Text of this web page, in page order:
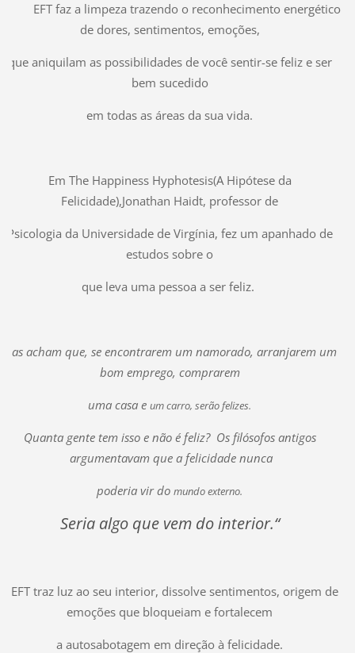
faz a limpeza trazendo o reconhecimento energético
de dores, sentimentos, emoções,
que aniquilam as possibilidades de você sentir-se feliz e ser
bem sucedido
em todas as áreas da sua vida.
Em The Happiness Hyphotesis(A Hipótese da
Felicidade),Jonathan Haidt, professor de
Psicologia da Universidade de Virgínia, fez um apanhado de
estudos sobre o
que leva uma pessoa a ser feliz.
Elas acham que, se encontrarem um namorado, arranjarem um
bom emprego, comprarem
uma casa e um carro, serão felizes.
Quanta gente tem isso e não é feliz? Os filósofos antigos
argumentavam que a felicidade nunca
poderia vir do mundo externo.
Seria algo que vem do interior.“
A EFT traz luz ao seu interior, dissolve sentimentos, origem de
emoções que bloqueiam e fortalecem
a autosabotagem em direção à felicidade.